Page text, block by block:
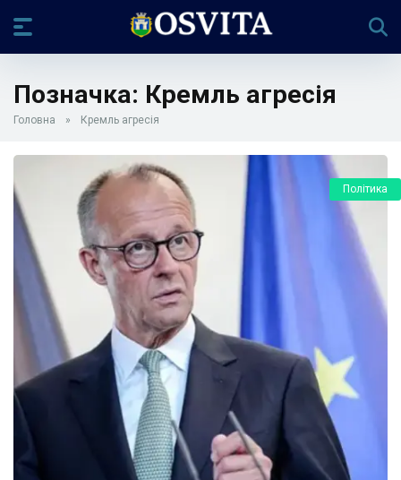
Позначка: Кремль агресія
Головна » Кремль агресія
Політика